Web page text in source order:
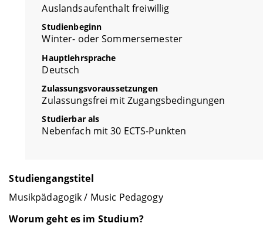
Auslandsaufenthalt freiwillig
Studienbeginn
Winter- oder Sommersemester
Hauptlehrsprache
Deutsch
Zulassungsvoraussetzungen
Zulassungsfrei mit Zugangsbedingungen
Studierbar als
Nebenfach mit 30 ECTS-Punkten
Studiengangstitel
Musikpädagogik / Music Pedagogy
Worum geht es im Studium?